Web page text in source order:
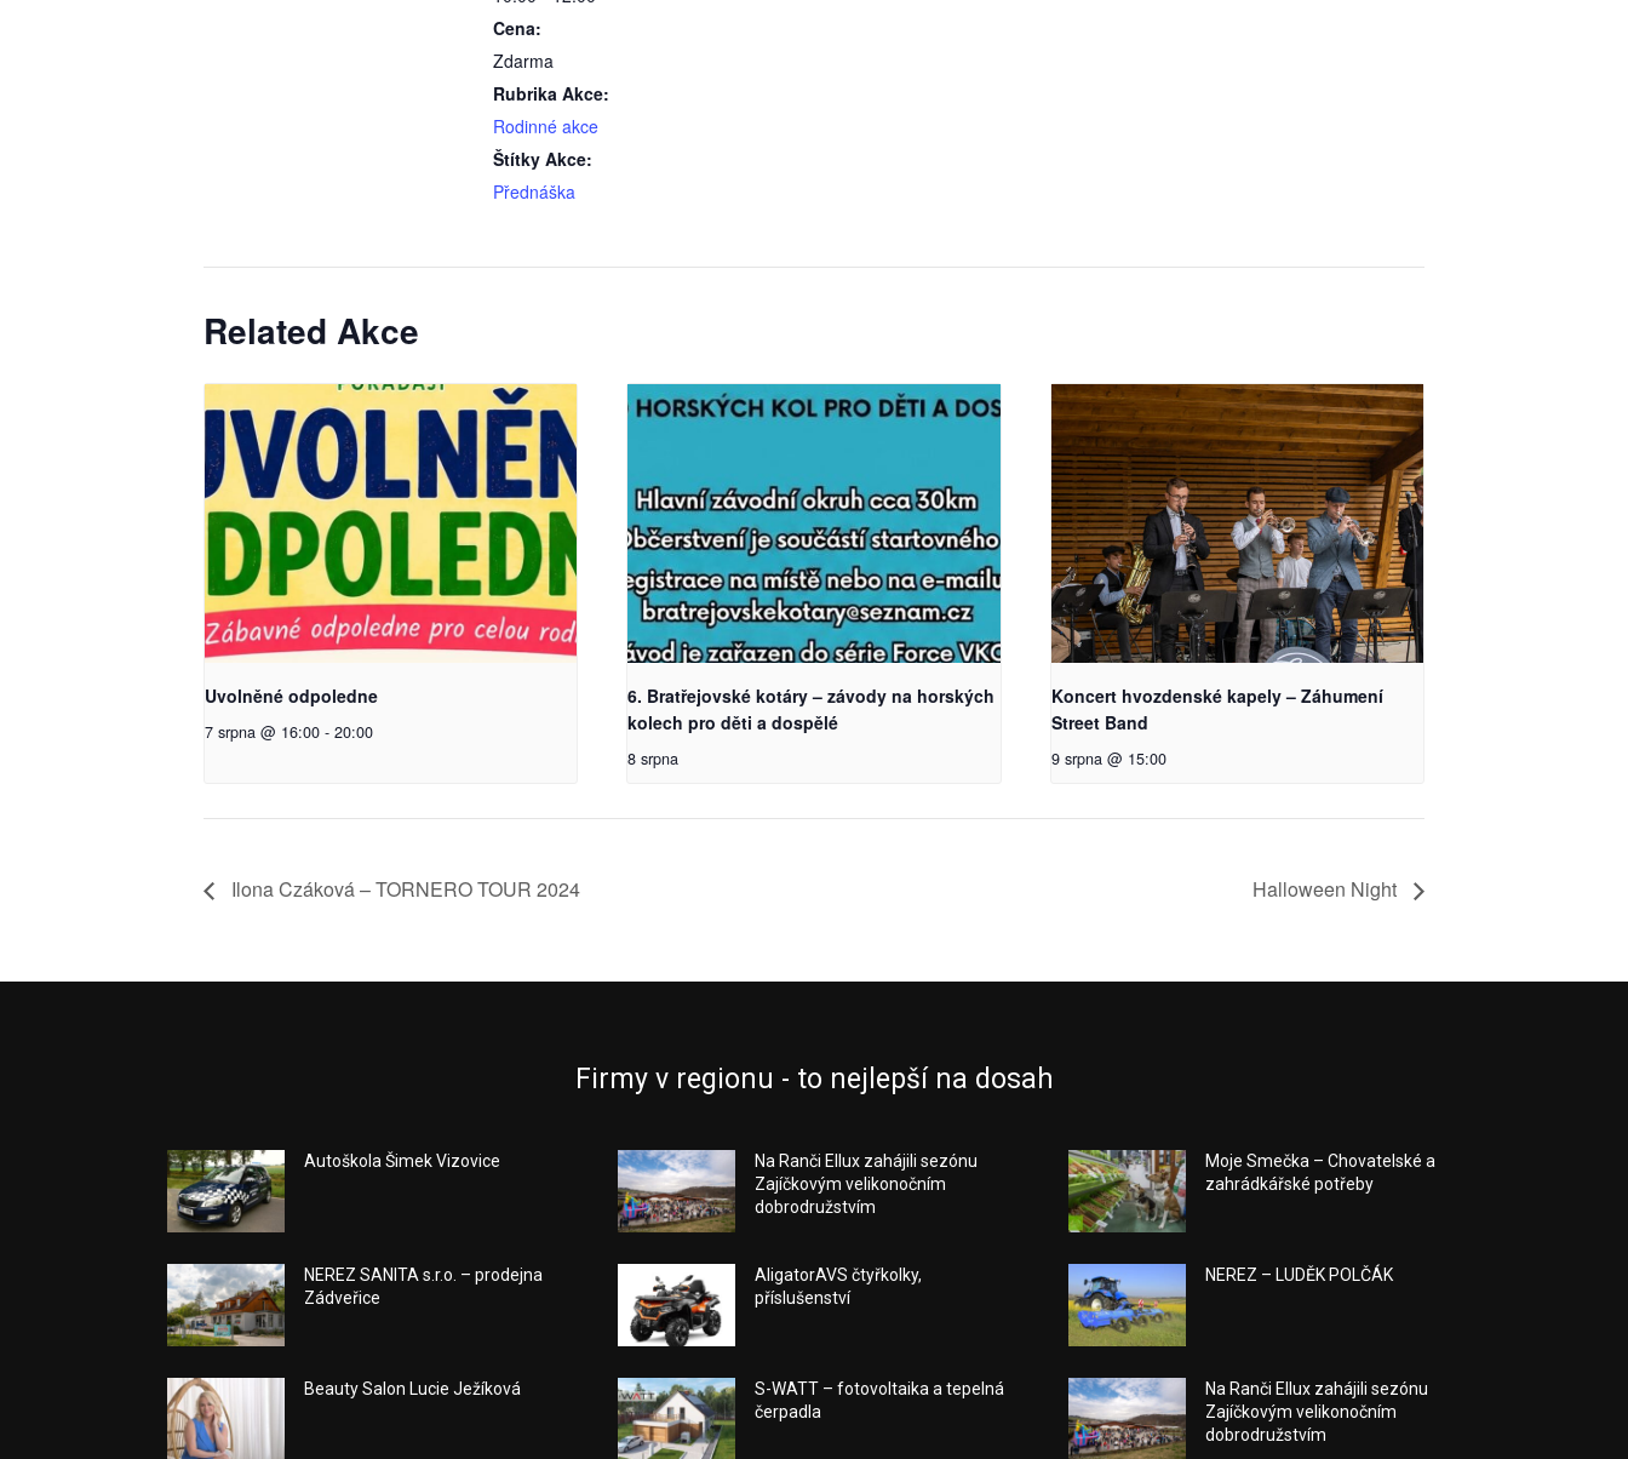
Cena:
Zdarma
Rubrika Akce:
Rodinné akce
Štítky Akce:
Přednáška
Related Akce
Uvolněné odpoledne
7 srpna @ 16:00 - 20:00
6. Bratřejovské kotáry – závody na horských
kolech pro děti a dospělé
8 srpna
Koncert hvozdenské kapely – Záhumení
Street Band
9 srpna @ 15:00
Ilona Czáková – TORNERO TOUR 2024 Halloween Night
Firmy v regionu - to nejlepší na dosah
Autoškola Šimek Vizovice
NEREZ SANITA s.r.o. – prodejna
Zádveřice
Beauty Salon Lucie Ježíková
Na Ranči Ellux zahájili sezónu
Zajíčkovým velikonočním
dobrodružstvím
AligatorAVS čtyřkolky,
příslušenství
S-WATT – fotovoltaika a tepelná
čerpadla
Moje Smečka – Chovatelské a
zahrádkářské potřeby
NEREZ – LUDĚK POLČÁK
Na Ranči Ellux zahájili sezónu
Zajíčkovým velikonočním
dobrodružstvím